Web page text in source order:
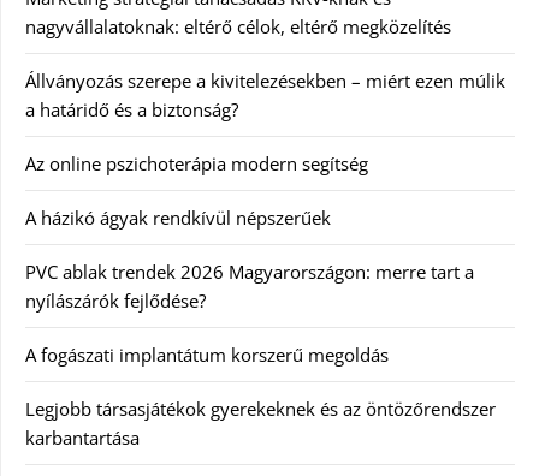
nagyvállalatoknak: eltérő célok, eltérő megközelítés
Állványozás szerepe a kivitelezésekben – miért ezen múlik
a határidő és a biztonság?
Az online pszichoterápia modern segítség
A házikó ágyak rendkívül népszerűek
PVC ablak trendek 2026 Magyarországon: merre tart a
nyílászárók fejlődése?
A fogászati implantátum korszerű megoldás
Legjobb társasjátékok gyerekeknek és az öntözőrendszer
karbantartása